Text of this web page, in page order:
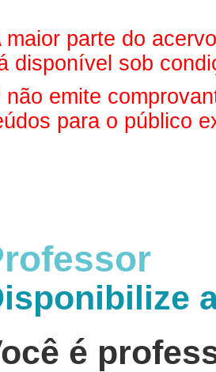
maior parte do
disponível sob
não emite
para o público
é